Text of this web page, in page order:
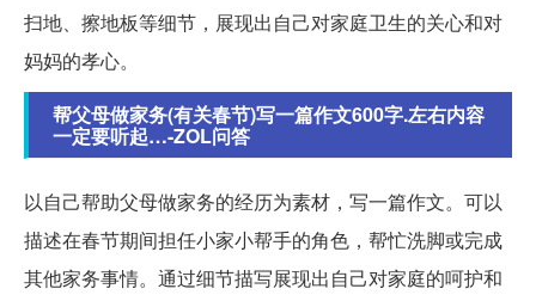
扫地、擦地板等细节，展现出自己对家庭卫生的关心和对
妈妈的孝心。
帮父母做家务(有关春节)写一篇作文600字.左右内容
一定要听起…-ZOL问答
以自己帮助父母做家务的经历为素材，写一篇作文。可以
描述在春节期间担任小家小帮手的角色，帮忙洗脚或完成
其他家务事情。通过细节描写展现出自己对家庭的呵护和